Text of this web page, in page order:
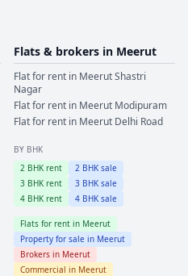
Flats & brokers in Meerut
Flat for rent in MeerutShastri
Nagar
Flat for rent in Meerut Modipuram
Flat for rent in Meerut Delhi Road
BY BHK
2 BHK rent 2 BHK sale
3 BHK rent 3 BHK sale
4 BHK rent 4 BHK sale
Flats for rent in Meerut
Property for sale in Meerut
Brokers in Meerut
Commercial in Meerut